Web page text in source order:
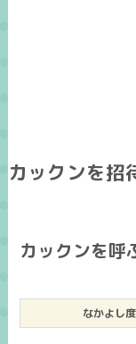
カックンを招
カックンを呼
なかよし度